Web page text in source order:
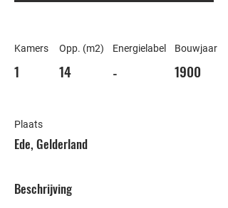
Kamers Opp. (m2) Energielabel
1 14 -
Bouwjaar
1900
Plaats
Ede, Gelderland
Beschrijving